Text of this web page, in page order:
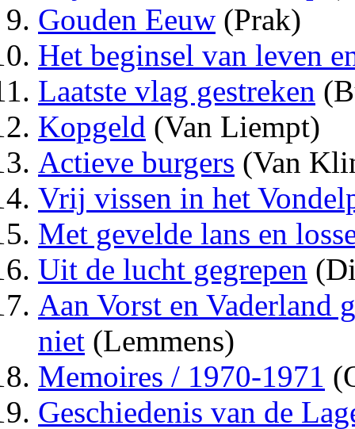
Gouden Eeuw (Prak)
Het beginsel van leven
Laatste vlag gestreken
Kopgeld (Van Liempt)
Actieve burgers (Van
Vrij vissen in het
Met gevelde lans en
Uit de lucht gegrepen
Aan Vorst en Vaderland
niet (Lemmens)
Memoires / 1970-1971
Geschiedenis van de